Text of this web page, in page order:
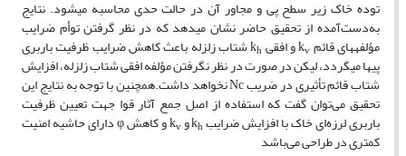
توده خاک زیر سطح پی و مجاور آن در حالت حدی محاسبه می­شود. نتایج
به‌دست‌آمده از تحقیق حاضر نشان می­دهد که در نظر گرفتن توأم ضرایب
مؤلفه­های قائم k v و افقی k h شتاب زلزله باعث کاهش ضرایب ظرفیت باربری
پی­ها می­گردد، لیکن در صورت در نظر نگرفتن مؤلفه افقی شتاب زلزله، افزایش
شتاب قائم تأثیری در ضریب Nc نخواهد داشت.همچنین با توجه به نتایج این
تحقیق می‌توان گفت که استفاده از اصل جمع آثار قوا جهت تعیین ظرفیت
باربری لرزه‌ای خاک با افزایش ضرایب kh و kv و کاهش φ دارای حاشیه امنیت
کمتری در طراحی می‌باشد